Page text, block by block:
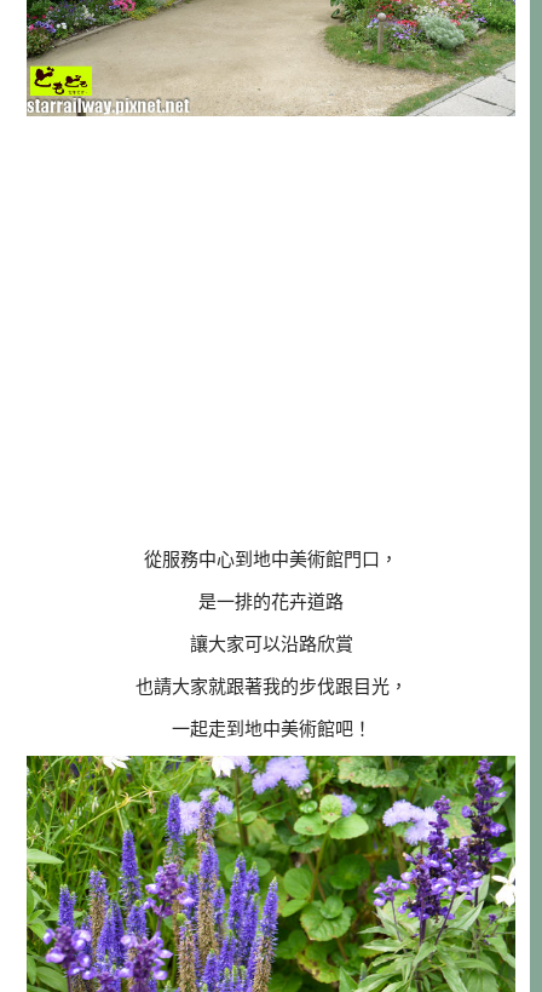
從服務中心到地中美術館門口，
是一排的花卉道路
讓大家可以沿路欣賞
也請大家就跟著我的步伐跟目光，
一起走到地中美術館吧！